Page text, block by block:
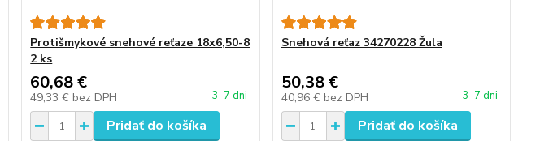
Protišmykové snehové reťaze 18x6,50-8
2 ks
60,68 €
49,33 € bez DPH 3-7 dni
Pridať do košíka
Snehová reťaz 34270228 Žula
50,38 €
40,96 € bez DPH 3-7 dni
Pridať do košíka